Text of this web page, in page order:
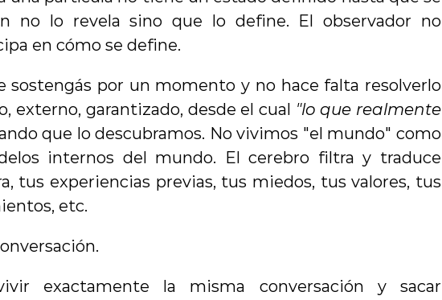
no lo revela sino que lo define. El observador no
en cómo se define.
sostengás por un momento y no hace falta resolverlo
externo, garantizado, desde el cual "lo que realmente
que lo descubramos. No vivimos "el mundo" como
internos del mundo. El cerebro filtra y traduce
tus experiencias previas, tus miedos, tus valores, tus
etc.
exactamente la misma conversación y sacar